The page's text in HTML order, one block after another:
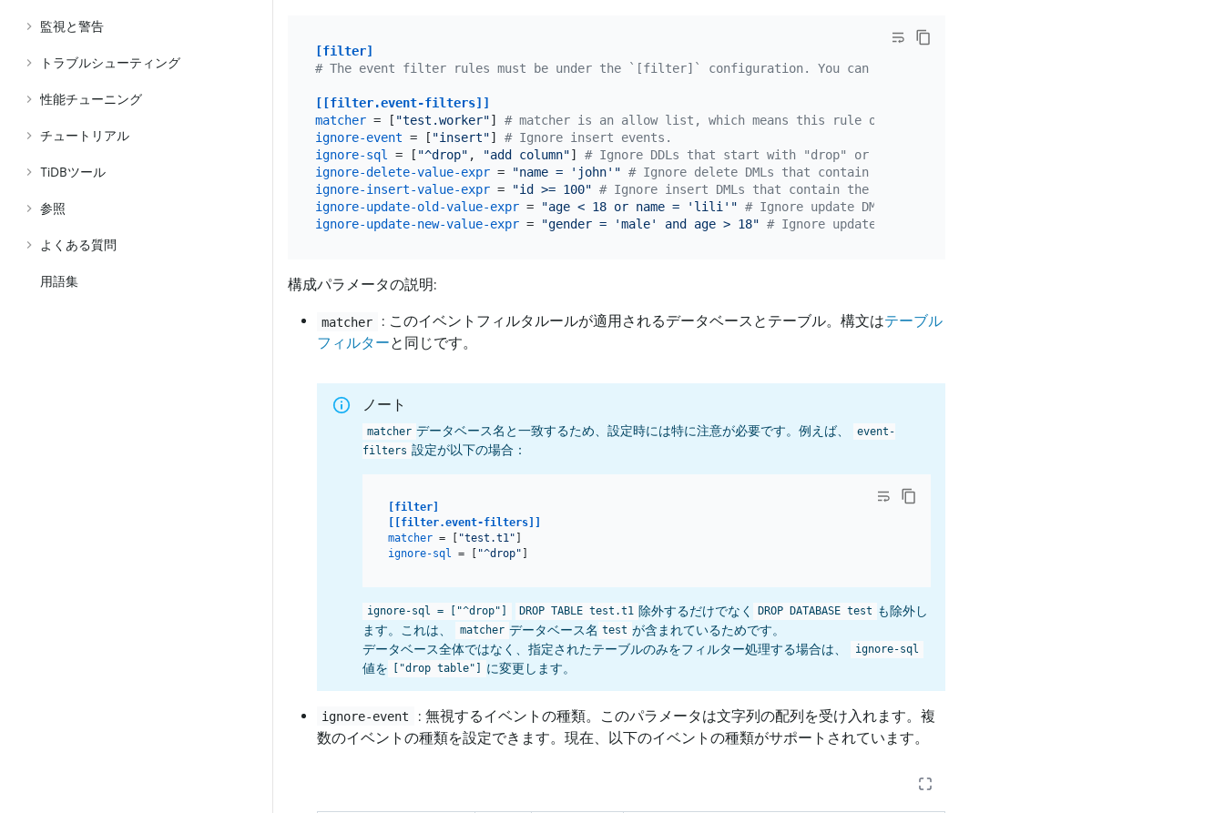
監視と警告
トラブルシューティング
性能チューニング
チュートリアル
TiDBツール
参照
よくある質問
用語集
[filter]
# The event filter rules must be under the `[filter]` configuration. You can configure multiple event filters at the same
[[filter.event-filters]]
matcher = [ "test.worker"] # matcher is an allow list, which means this rule only applies to the worker table in the test
ignore-event = [ "insert"] # Ignore insert events.
ignore-sql
= [ "^drop" , "add column"] # Ignore DDLs that start with "drop" or contain "add column".
ignore-delete-value-expr = "name = 'john'" # Ignore delete DMLs that contain the condition "name = 'john'".
ignore-insert-value-expr = "id >= 100" # Ignore insert DMLs that contain the condition "id >= 100".
ignore-update-old-value-expr = "age < 18 or name = 'lili'" # Ignore update DMLs whose old value contains "age < 18" or
ignore-update-new-value-expr = "gender = 'male' and age > 18" # Ignore update DMLs whose new value contains "gender =
構成パラメータの説明:
matcher : このイベントフィルタルールが適用されるデータベースとテーブル。構文はテーブル
フィルターと同じです。
ノート
matcher データベース名と一致するため、設定時には特に注意が必要です。例えば、
event-
filters 設定が以下の場合：
[filter]
[[filter.event-filters]]
matcher = [ "test.t1"
ignore-sql = [ "^drop"
ignore-sql = ["^drop"] DROP TABLE test.t1 除外するだけでなく DROP DATABASE test も除外し
ます。これは、
matcher データベース名 test が含まれているためです。
データベース全体ではなく、指定されたテーブルのみをフィルター処理する場合は、
ignore-sql
値を ["drop table"] に変更します。
ignore-event
: 無視するイベントの種類。このパラメータは文字列の配列を受け入れます。複
数のイベントの種類を設定できます。現在、以下のイベントの種類がサポートされています。